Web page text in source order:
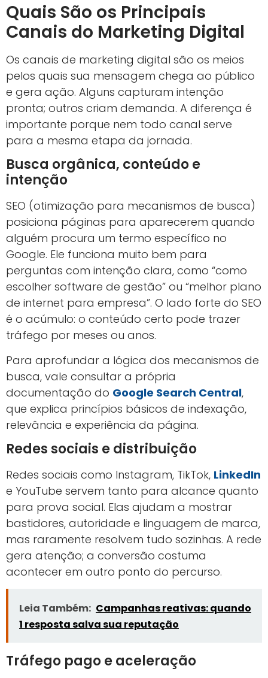
Quais São os Principais
Canais do Marketing Digital
Os canais de marketing digital são os meios
pelos quais sua mensagem chega ao público
e gera ação. Alguns capturam intenção
pronta; outros criam demanda. A diferença é
importante porque nem todo canal serve
para a mesma etapa da jornada.
Busca orgânica, conteúdo e
intenção
SEO (otimização para mecanismos de busca)
posiciona páginas para aparecerem quando
alguém procura um termo específico no
Google. Ele funciona muito bem para
perguntas com intenção clara, como “como
escolher software de gestão” ou “melhor plano
de internet para empresa”. O lado forte do SEO
é o acúmulo: o conteúdo certo pode trazer
tráfego por meses ou anos.
Para aprofundar a lógica dos mecanismos de
busca, vale consultar a própria
documentação do Google Search Central,
que explica princípios básicos de indexação,
relevância e experiência da página.
Redes sociais e distribuição
Redes sociais como Instagram, TikTok, LinkedIn
e YouTube servem tanto para alcance quanto
para prova social. Elas ajudam a mostrar
bastidores, autoridade e linguagem de marca,
mas raramente resolvem tudo sozinhas. A rede
gera atenção; a conversão costuma
acontecer em outro ponto do percurso.
Leia Também: Campanhas reativas: quando
1 resposta salva sua reputação
Tráfego pago e aceleração